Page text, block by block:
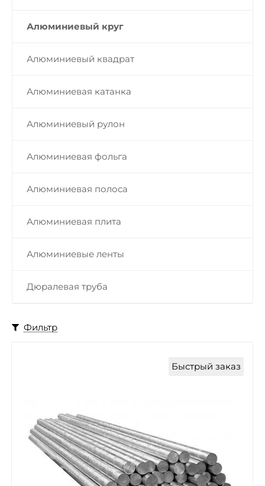
Алюминиевый круг
Алюминиевый квадрат
Алюминиевая катанка
Алюминиевый рулон
Алюминиевая фольга
Алюминиевая полоса
Алюминиевая плита
Алюминиевые ленты
Дюралевая труба
Фильтр
Быстрый заказ